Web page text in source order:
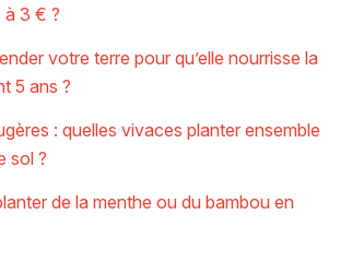
à 3 € ?
votre terre pour qu’elle nourrisse la
5 ans ?
: quelles vivaces planter ensemble
sol ?
de la menthe ou du bambou en